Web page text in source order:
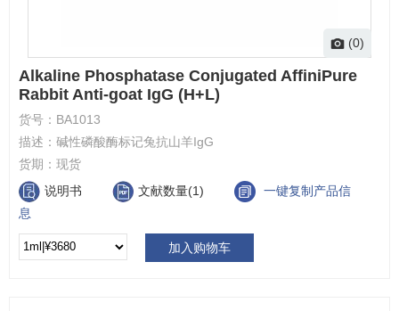
(0)
Alkaline Phosphatase Conjugated AffiniPure
Rabbit Anti-goat IgG (H+L)
货号： BA1013
描述： 碱性磷酸酶标记兔抗山羊IgG
货期： 现货
说明书
文献数量(1)
一键复制产品信
息
加入购物车